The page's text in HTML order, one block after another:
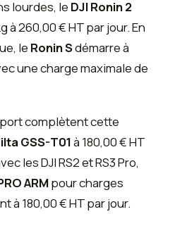
lourdes, le DJI Ronin 2
à 260,00 € HT par jour. En
le Ronin Sdémarre à
une charge maximale de
complètent cette
GSS-T01à 180,00 € HT
les DJI RS2 et RS3 Pro,
ARMpour charges
à 180,00 € HT par jour.